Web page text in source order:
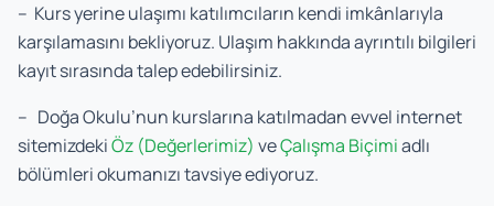
– Kurs yerine ulaşımı katılımcıların kendi imkânlarıyla
karşılamasını bekliyoruz. Ulaşım hakkında ayrıntılı bilgileri
kayıt sırasında talep edebilirsiniz.
– Doğa Okulu’nun kurslarına katılmadan evvel internet
sitemizdekiÖz (Değerlerimiz) veÇalışma Biçimiadlı
bölümleri okumanızı tavsiye ediyoruz.